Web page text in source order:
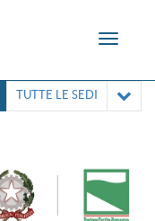
Toggle
TUTTE LE SEDI